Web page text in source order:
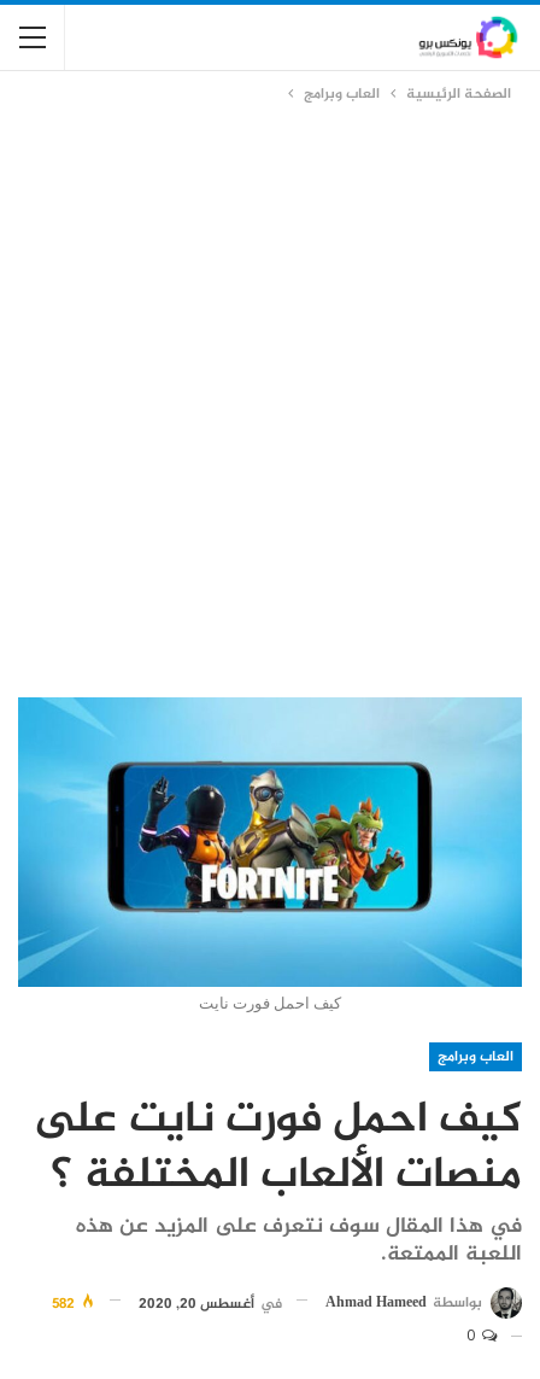
الصفحة الرئيسية العاب وبرامج
كيف احمل فورت نايت
العاب وبرامج
كيف احمل فورت نايت على
منصات الألعاب المختلفة ؟
في هذا المقال سوف نتعرف على المزيد عن هذه
اللعبة الممتعة.
بواسطة Ahmad Hameed في أغسطس 20, 2020